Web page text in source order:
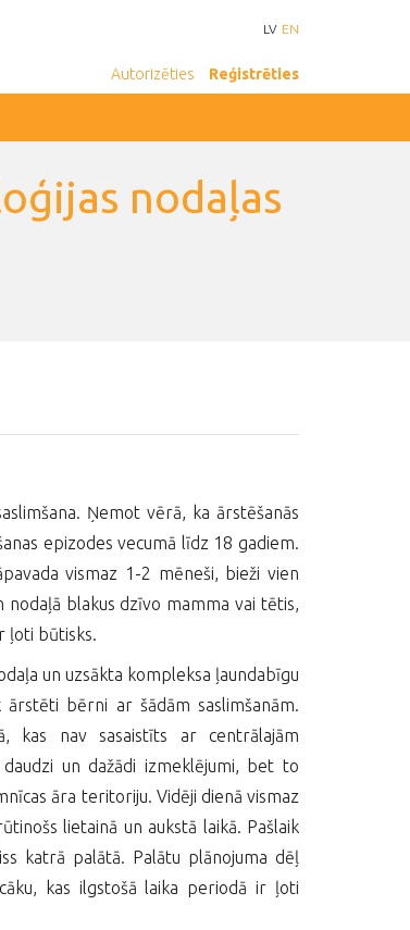
LV EN
Autorizēties Reģistrēties
nodaļas
Ņemot vērā, ka ārstēšanās
epizodes vecumā līdz 18 gadiem.
vismaz 1-2 mēneši, bieži vien
blakus dzīvo mamma vai tētis,
ļoti būtisks.
un uzsākta kompleksa ļaundabīgu
bērni ar šādām saslimšanām.
kas nav sasaistīts ar centrālajām
un dažādi izmeklējumi, bet to
āra teritoriju. Vidēji dienā vismaz
lietainā un aukstā laikā. Pašlaik
katrā palātā. Palātu plānojuma dēļ
kas ilgstošā laika periodā ir ļoti